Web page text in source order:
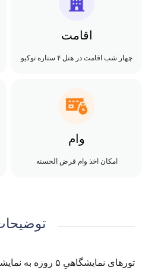
اقامت
چهار شب اقامت در هتل ۴ ستاره توکیو
وام
امکان اخذ وام قرض الحسنه